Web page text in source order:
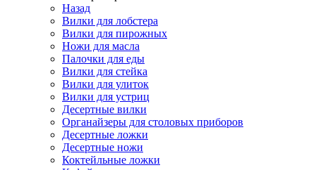
Назад
Вилки для лобстера
Вилки для пирожных
Ножи для масла
Палочки для еды
Вилки для стейка
Вилки для улиток
Вилки для устриц
Десертные вилки
Органайзеры для столовых приборов
Десертные ложки
Десертные ножи
Коктейльные ложки